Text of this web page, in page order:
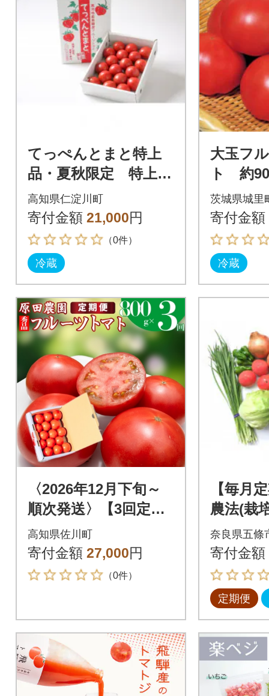
てっぺんとまと特上
品・夏秋限定 特上
品 1kg/1箱
高知県仁淀川町
寄付金額 21,000円
（0件）
冷蔵
大玉フ
ト 約
(茨城県
くばみ
茨城県城里
寄付金額
冷蔵
〈2026年12月下旬～
順次発送〉【3回定期
便】フルーツトマト
原田農園 約800g 小箱
高知県佐川町
寄付金額 27,000円
（0件）
【毎月
農法(栽
農薬・
栽培)季
ト全3回
奈良県五條
寄付金額
定期便